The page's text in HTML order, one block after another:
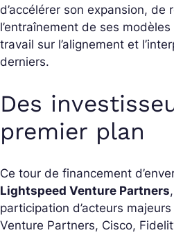
d’accélérer son expansion, de
l’entraînement de ses modèles
travail sur l’alignement et
derniers.
Des
premier plan
Ce tour de financement
Lightspeed Venture Partners
participation d’acteurs
Venture Partners, Cisco,